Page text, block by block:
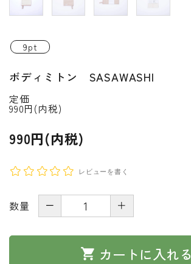
特定商取引法について
ようこそ ゲスト 様
meeting_room ログイン
9pt
ボディミトン SASAWASHI
定価
990円(内税)
990円(内税)
レビューを書く
数量 － ＋
shopping_cart カートに入れる